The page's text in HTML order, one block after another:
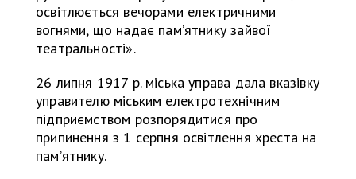
освітлюється вечорами електричними
вогнями, що надає памʼятнику зайвої
театральності».
26 липня 1917 р. міська управа дала вказівку
управителю міським електротехнічним
підприємством розпорядитися про
припинення з 1 серпня освітлення хреста на
памʼятнику.